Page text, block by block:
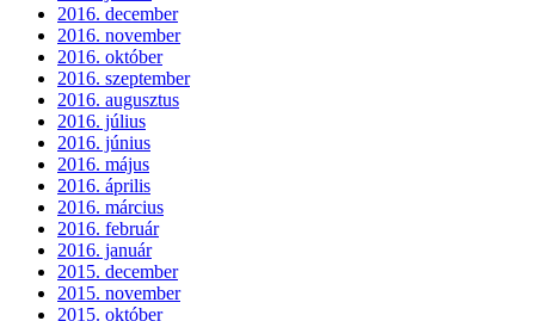
2016. december
2016. november
2016. október
2016. szeptember
2016. augusztus
2016. július
2016. június
2016. május
2016. április
2016. március
2016. február
2016. január
2015. december
2015. november
2015. október